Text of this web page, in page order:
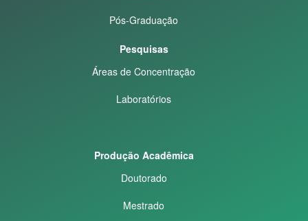
Pós-Graduação
Pesquisas
Áreas de Concentração
Laboratórios
Produção Acadêmica
Doutorado
Mestrado